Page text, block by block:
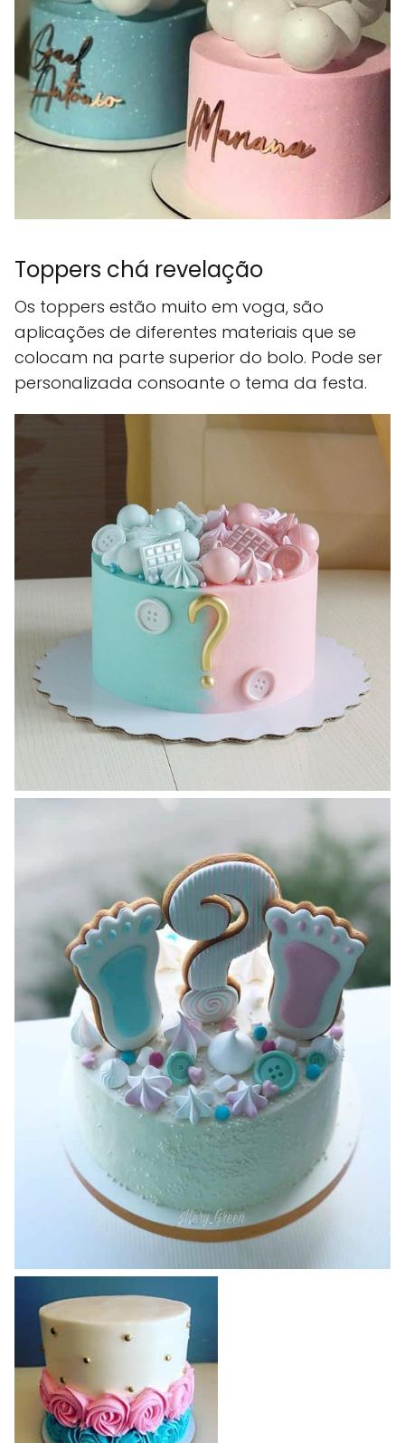
Toppers chá revelação
Os toppers estão muito em voga, são
aplicações de diferentes materiais que se
colocam na parte superior do bolo. Pode ser
personalizada consoante o tema da festa.